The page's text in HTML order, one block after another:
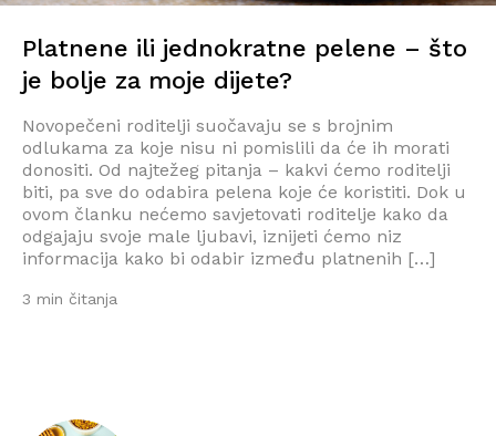
Platnene ili jednokratne pelene – što
je bolje za moje dijete?
Novopečeni roditelji suočavaju se s brojnim
odlukama za koje nisu ni pomislili da će ih morati
donositi. Od najtežeg pitanja – kakvi ćemo roditelji
biti, pa sve do odabira pelena koje će koristiti. Dok u
ovom članku nećemo savjetovati roditelje kako da
odgajaju svoje male ljubavi, iznijeti ćemo niz
informacija kako bi odabir između platnenih […]
3 min čitanja